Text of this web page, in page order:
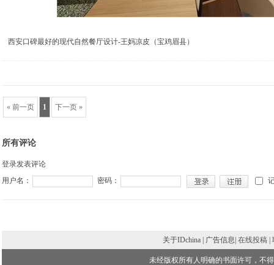
西安口碑最好的现代自然餐厅设计-王妈凉皮（宝鸡眉县）
« 前一页 1 下一页 »
所有评论
登录发表评论
用户名：
密码：
关于IDchina | 广告信息| 在线投稿
未经版权所有人明确的书面许可，不